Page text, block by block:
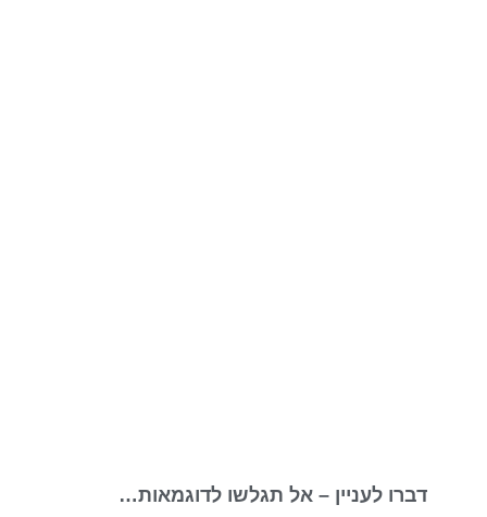
דברו לעניין – אל תגלשו לדוגמאות…